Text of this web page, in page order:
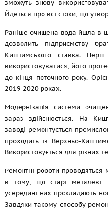
зможуть знову
Йдеться про всі стоки, що
Раніше очищена вода йшла в
дозволить підприємству
Киштимського ставка.
використовуватися, його
до кінця поточного року.
2019-2020 роках.
Модернізація системи
зараз здійснюється. На
заводі ремонтується
проходить із Верхньо-
Використовується для різних
Ремонтні роботи проводяться
в тому, що старі металеві
усередині них прокладають
Завдяки такому способу